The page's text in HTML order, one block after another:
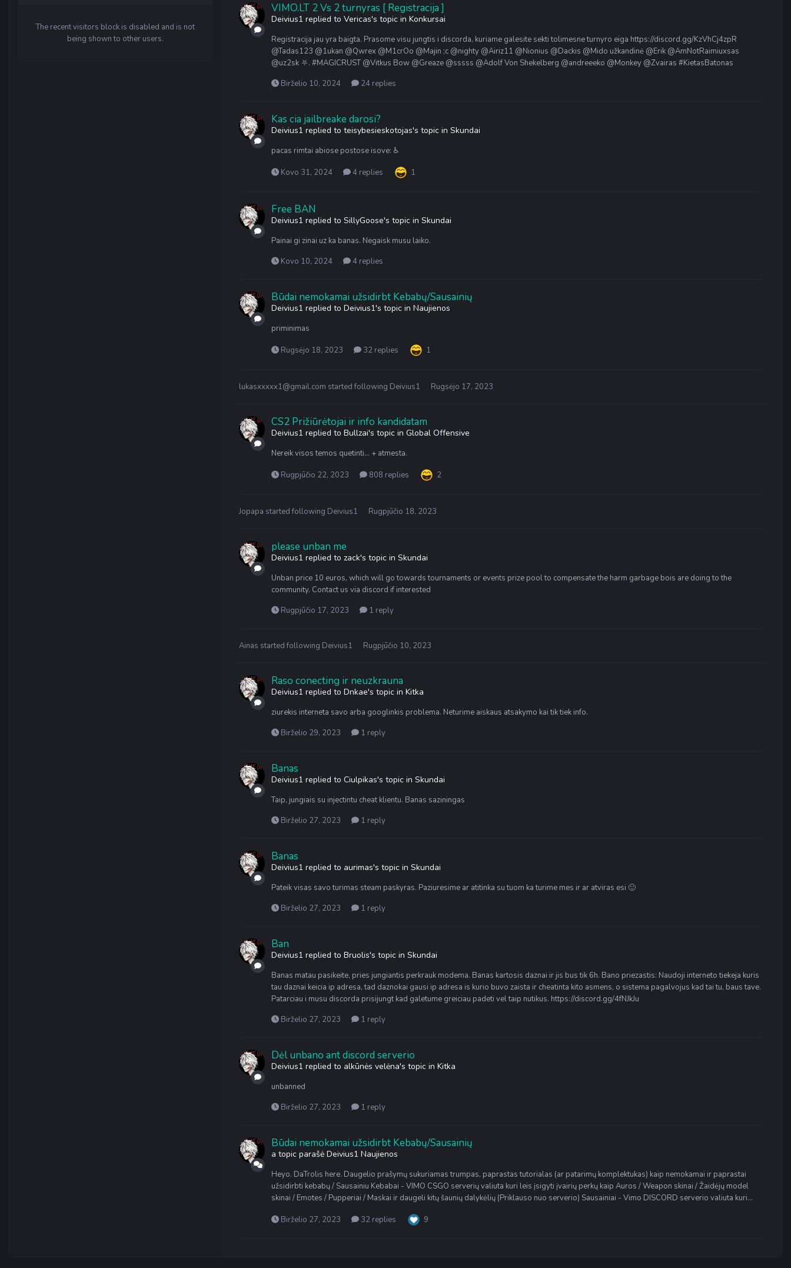
The recent visitors block is disabled and is not
being shown to other users.
VIMO.LT 2 Vs 2 turnyras [ Registracija ]
Deivius1 replied to Vericas's topic in Konkursai
Registracija jau yra baigta. Prasome visu jungtis i discorda, kuriame galesite sekti tolimesne turnyro eiga https://discord.gg/KzVhCj4zpR
@Tadas123 @1ukan @Qwrex @M1crOo @Majin ;c @nighty @Airiz11 @Nionius @Dackis @Mido užkandinė @Erik @AmNotRaimiuxsas
@uz2sk ⛧. #MAGICRUST @Vitkus Bow @Greaze @sssss @Adolf Von Shekelberg @andreeeko @Monkey @Zvairas #KietasBatonas
Birželio 10, 2024
24 replies
Kas cia jailbreake darosi?
Deivius1 replied to teisybesieskotojas's topic in Skundai
pacas rimtai abiose postose isove: ♿
Kovo 31, 2024 4 replies 1
Free BAN
Deivius1 replied to SillyGoose's topic in Skundai
Painai gi zinai uz ka banas. Negaisk musu laiko.
Kovo 10, 2024
4 replies
Būdai nemokamai užsidirbt Kebabų/Sausainių
Deivius1 replied to Deivius1's topic in Naujienos
priminimas
Rugsėjo 18, 2023 32 replies 1
lukasxxxxx1@gmail.com started following Deivius1 Rugsėjo 17, 2023
CS2 Prižiūrėtojai ir info kandidatam
Deivius1 replied to Bullzai's topic in Global Offensive
Nereik visos temos quetinti... + atmesta.
Rugpjūčio 22, 2023 808 replies 2
Jopapa started following Deivius1 Rugpjūčio 18, 2023
please unban me
Deivius1 replied to zack's topic in Skundai
Unban price 10 euros, which will go towards tournaments or events prize pool to compensate the harm garbage bois are doing to the
community. Contact us via discord if interested
Rugpjūčio 17, 2023
1 reply
Ainas started following Deivius1 Rugpjūčio 10, 2023
Raso conecting ir neuzkrauna
Deivius1 replied to Dnkae's topic in Kitka
ziurekis interneta savo arba googlinkis problema. Neturime aiskaus atsakymo kai tik tiek info.
Birželio 29, 2023
1 reply
Banas
Deivius1 replied to Ciulpikas's topic in Skundai
Taip, jungiais su injectintu cheat klientu. Banas saziningas
Birželio 27, 2023
1 reply
Banas
Deivius1 replied to aurimas's topic in Skundai
Pateik visas savo turimas steam paskyras. Paziuresime ar atitinka su tuom ka turime mes ir ar atviras esi 🙂
Birželio 27, 2023
1 reply
Ban
Deivius1 replied to Bruolis's topic in Skundai
Banas matau pasikeite, pries jungiantis perkrauk modema. Banas kartosis daznai ir jis bus tik 6h. Bano priezastis: Naudoji interneto tiekeja kuris
tau daznai keicia ip adresa, tad daznokai gausi ip adresa is kurio buvo zaista ir cheatinta kito asmens, o sistema pagalvojus kad tai tu, baus tave.
Patarciau i musu discorda prisijungt kad galetume greiciau padeti vel taip nutikus. https://discord.gg/4fNJkJu
Birželio 27, 2023
1 reply
Dėl unbano ant discord serverio
Deivius1 replied to alkūnės velėna's topic in Kitka
unbanned
Birželio 27, 2023
1 reply
Būdai nemokamai užsidirbt Kebabų/Sausainių
a topic parašė Deivius1 Naujienos
Heyo. DaTrolis here. Daugelio prašymų sukuriamas trumpas, paprastas tutorialas (ar patarimų komplektukas) kaip nemokamai ir paprastai
užsidirbti kebabų / Sausainiu Kebabai - VIMO CSGO serverių valiuta kuri leis įsigyti įvairių perkų kaip Auros / Weapon skinai / Žaidėjų model
skinai / Emotes / Pupperiai / Maskai ir daugeli kitų šaunių dalykėlių (Priklauso nuo serverio) Sausainiai - Vimo DISCORD serverio valiuta kuri...
Birželio 27, 2023 32 replies 9